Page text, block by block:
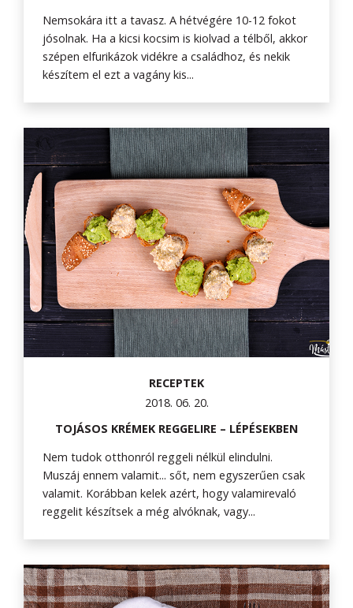
Nemsokára itt a tavasz. A hétvégére 10-12 fokot
jósolnak. Ha a kicsi kocsim is kiolvad a télből, akkor
szépen elfurikázok vidékre a családhoz, és nekik
készítem el ezt a vagány kis...
RECEPTEK
2018. 06. 20.
TOJÁSOS KRÉMEK REGGELIRE – LÉPÉSEKBEN
Nem tudok otthonról reggeli nélkül elindulni.
Muszáj ennem valamit... sőt, nem egyszerűen csak
valamit. Korábban kelek azért, hogy valamirevaló
reggelit készítsek a még alvóknak, vagy...